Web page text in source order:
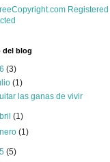
del blog
(3)
(1)
las ganas de vivir
(1)
(1)
(5)